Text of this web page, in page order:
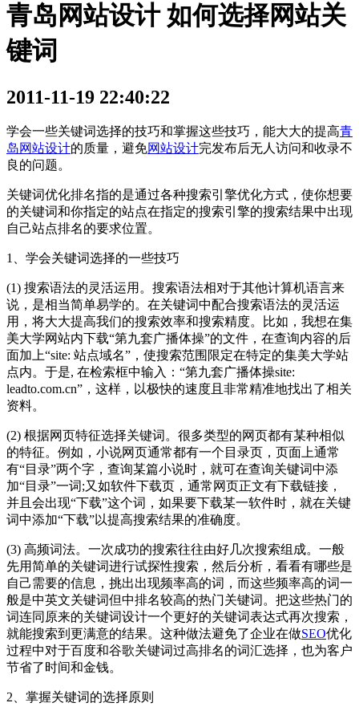
青岛网站设计 如何选择网站关
键词
2011-11-19 22:40:22
学会一些关键词选择的技巧和掌握这些技巧，能大大的提高青
岛网站设计的质量，避免网站设计完发布后无人访问和收录不
良的问题。
关键词优化排名指的是通过各种搜索引擎优化方式，使你想要
的关键词和你指定的站点在指定的搜索引擎的搜索结果中出现
自己站点排名的要求位置。
1、学会关键词选择的一些技巧
(1) 搜索语法的灵活运用。搜索语法相对于其他计算机语言来
说，是相当简单易学的。在关键词中配合搜索语法的灵活运
用，将大大提高我们的搜索效率和搜索精度。比如，我想在集
美大学网站内下载“第九套广播体操”的文件，在查询内容的后
面加上“site: 站点域名”，使搜索范围限定在特定的集美大学站
点内。于是, 在检索框中输入：“第九套广播体操site:
leadto.com.cn”，这样，以极快的速度且非常精准地找出了相关
资料。
(2) 根据网页特征选择关键词。很多类型的网页都有某种相似
的特征。例如，小说网页通常都有一个目录页，页面上通常
有“目录”两个字，查询某篇小说时，就可在查询关键词中添
加“目录”一词;又如软件下载页，通常网页正文有下载链接，
并且会出现“下载”这个词，如果要下载某一软件时，就在关键
词中添加“下载”以提高搜索结果的准确度。
(3) 高频词法。一次成功的搜索往往由好几次搜索组成。一般
先用简单的关键词进行试探性搜索，然后分析，看看有哪些是
自己需要的信息，挑出出现频率高的词，而这些频率高的词一
般是中英文关键词但中排名较高的热门关键词。把这些热门的
词连同原来的关键词设计一个更好的关键词表达式再次搜索，
就能搜索到更满意的结果。这种做法避免了企业在做SEO优化
过程中对于百度和谷歌关键词过高排名的词汇选择，也为客户
节省了时间和金钱。
2、掌握关键词的选择原则